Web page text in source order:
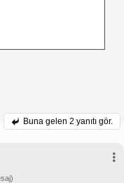
Buna gelen 2 yanıtı gör.